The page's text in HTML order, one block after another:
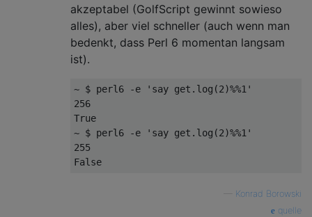
akzeptabel (GolfScript gewinnt sowieso
alles), aber viel schneller (auch wenn man
bedenkt, dass Perl 6 momentan langsam
ist).
~ $ perl6 -e 'say get.log(2)%%1'
256
True
~ $ perl6 -e 'say get.log(2)%%1'
255
Konrad Borowski
quelle